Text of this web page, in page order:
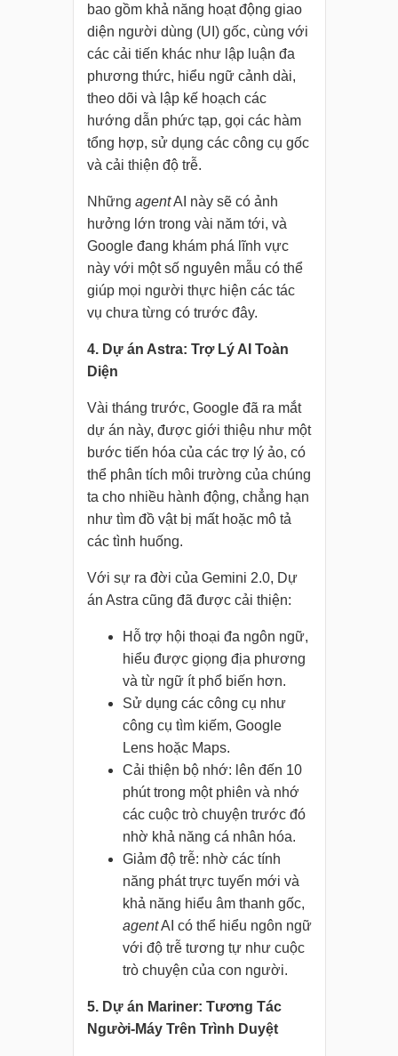
bao gồm khả năng hoạt động giao
diện người dùng (UI) gốc, cùng với
các cải tiến khác như lập luận đa
phương thức, hiểu ngữ cảnh dài,
theo dõi và lập kế hoạch các
hướng dẫn phức tạp, gọi các hàm
tổng hợp, sử dụng các công cụ gốc
và cải thiện độ trễ.
Những agentAI này sẽ có ảnh
hưởng lớn trong vài năm tới, và
Google đang khám phá lĩnh vực
này với một số nguyên mẫu có thể
giúp mọi người thực hiện các tác
vụ chưa từng có trước đây.
4. Dự án Astra: Trợ Lý AI Toàn
Diện
Vài tháng trước, Google đã ra mắt
dự án này, được giới thiệu như một
bước tiến hóa của các trợ lý ảo, có
thể phân tích môi trường của chúng
ta cho nhiều hành động, chẳng hạn
như tìm đồ vật bị mất hoặc mô tả
các tình huống.
Với sự ra đời của Gemini 2.0, Dự
án Astra cũng đã được cải thiện:
Hỗ trợ hội thoại đa ngôn ngữ,
hiểu được giọng địa phương
và từ ngữ ít phổ biến hơn.
Sử dụng các công cụ như
công cụ tìm kiếm, Google
Lens hoặc Maps.
Cải thiện bộ nhớ: lên đến 10
phút trong một phiên và nhớ
các cuộc trò chuyện trước đó
nhờ khả năng cá nhân hóa.
Giảm độ trễ: nhờ các tính
năng phát trực tuyến mới và
khả năng hiểu âm thanh gốc,
agentAI có thể hiểu ngôn ngữ
với độ trễ tương tự như cuộc
trò chuyện của con người.
5. Dự án Mariner: Tương Tác
Người-Máy Trên Trình Duyệt